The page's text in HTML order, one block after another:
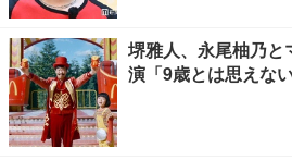
堺雅人、永尾柚乃
演「9歳とは思えな